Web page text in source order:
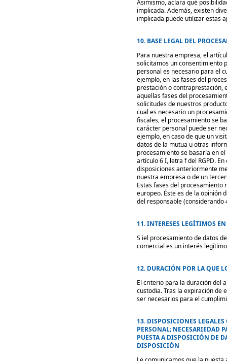
Asimismo, aclara qué
implicada. Además, existen
implicada puede utilizar estas
10. BASE LEGAL DEL
Para nuestra empresa, el
solicitamos un consentimiento
personal es necesario para el
ejemplo, en las fases del
prestación o contraprestación,
aquellas fases del
solicitudes de nuestros
cual es necesario un
fiscales, el procesamiento se
carácter personal puede ser
ejemplo, en caso de que un
datos de la mutua u otras
procesamiento se basaría en
artículo 6 I, letra f del RGPD.
disposiciones anteriormente
nuestra empresa o de un
Estas fases del
europeo. Éste es de la opinión
del responsable (considerando
11. INTERESES LEGÍTIMOS
S iel procesamiento de datos
comercial es un interés
12. DURACIÓN POR LA QUE
El criterio para la duración del
custodia. Tras la expiración de
ser necesarios para el
13. DISPOSICIONES LEGALES
PERSONAL; NECESARIEDAD
PUESTA A DISPOSICIÓN DE
DISPOSICIÓN